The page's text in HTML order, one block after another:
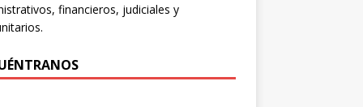
financieros, judiciales y